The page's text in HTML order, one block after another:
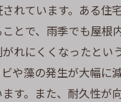
れています。ある住
とで、雨季でも屋根
れにくくなったとい
や藻の発生が大幅に
す。また、耐久性が